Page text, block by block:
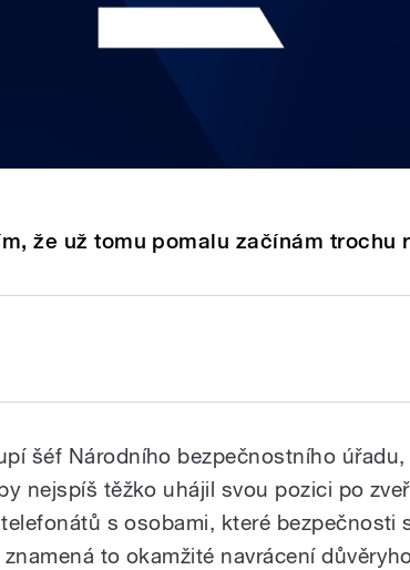
že už tomu pomalu začínám trochu
šéf Národního bezpečnostního úřadu,
nejspíš těžko uhájil svou pozici po
s osobami, které bezpečnosti
to okamžité navrácení